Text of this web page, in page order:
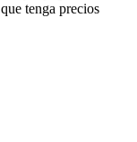
tenga precios